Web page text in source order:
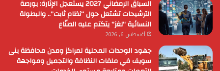
السباق الرمضاني 2027 يستعجل الإثارة: بورصة
الترشيحات تشتعل حول “نظام ثابت”.. والبطولة
النسائية “لغز” يتكتم عليه الصنّاع
أغسطس 6, 2026
جهود الوحدات المحلية لمراكز ومدن محافظة بنى
سويف في ملفات النظافة والتجميل ومواجهة